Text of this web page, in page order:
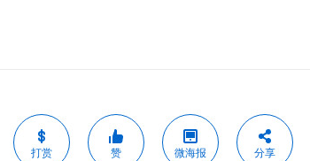
打赏 赞 微海报 分享